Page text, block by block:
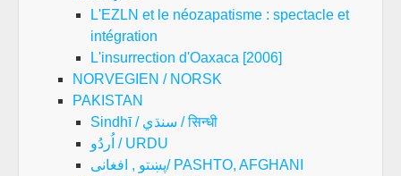
L'EZLN et le néozapatisme : spectacle et
intégration
L'insurrection d'Oaxaca [2006]
NORVEGIEN / NORSK
PAKISTAN
Sindhī / سنڌي / सिन्धी
اُردُو / URDU
پښتو , افغانی/ PASHTO, AFGHANI